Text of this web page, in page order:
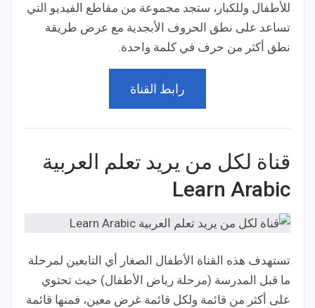
للأطفال وللكبار، ستجد مجموعة من مقاطع الفيديو التي
تساعد على نطق الحروف الأبجدية مع عرض طريقة
نطق أكثر من حرف في كلمة واحدة.
رابط القناة
قناة لكل من يريد تعلم العربية
Learn Arabic
تستهدف هذه القناة الأطفال الصغار أي التابعين لمرحلة
ما قبل المدرسة (مرحلة رياض الأطفال) حيث تحتوي
على أكثر من قائمة ولكل قائمة غرض معين، فمنها قائمة